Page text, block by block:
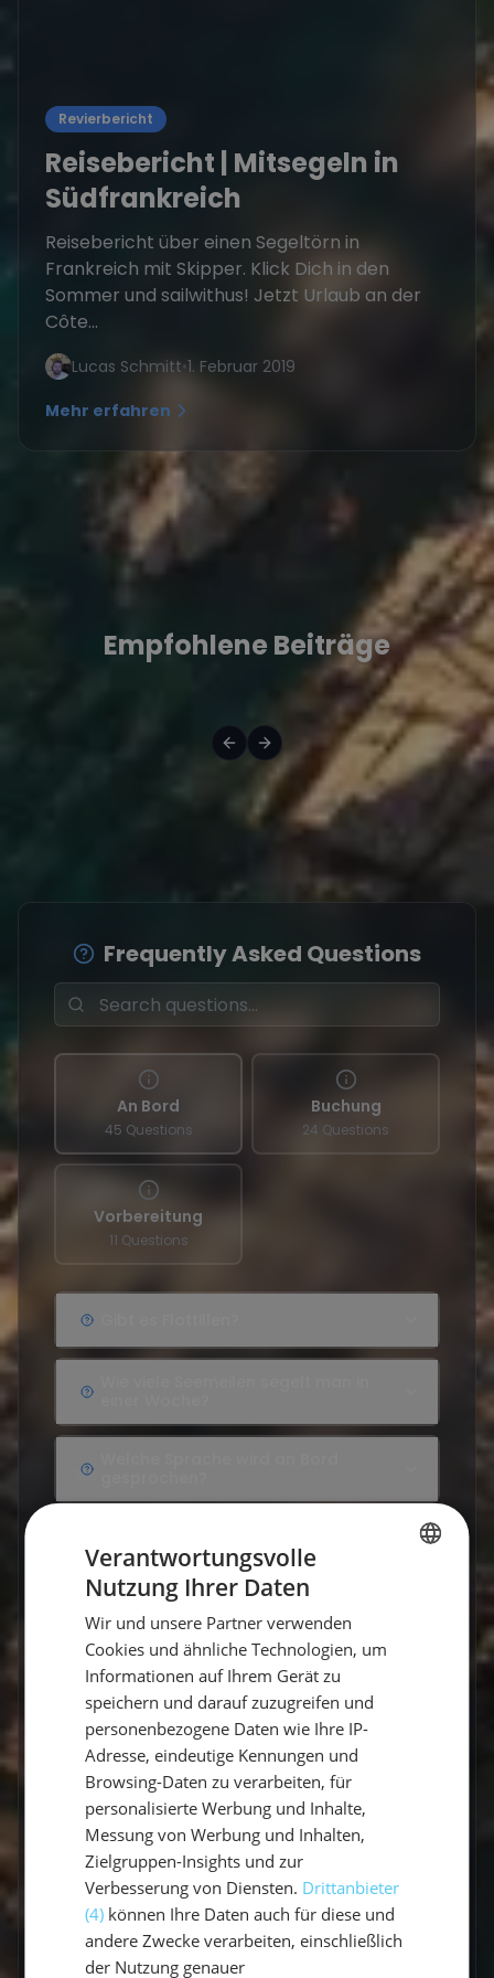
Revierbericht
Reisebericht | Mitsegeln in
Südfrankreich
Reisebericht über einen Segeltörn in
Frankreich mit Skipper. Klick Dich in den
Sommer und sailwithus! Jetzt Urlaub an der
Côte...
Lucas Schmitt•1. Februar 2019
Mehr erfahren
Empfohlene Beiträge
Frequently Asked Questions
An Bord
45 Questions
Buchung
24 Questions
Vorbereitung
11 Questions
Skipperin?
Welcher Service wird inklusive
angeboten?
Wo übernachtet eigentlich der
Skipper?
Ist die Yacht mit ausreichendem
Sicherheitsequipment ausgestattet?
Verfügt der Skipper über
ausreichende Qualifikationen?
Wird den Reisenden am Ende eine
Seemeilenbestätigung ausgegeben?
Verantwortungsvolle
Nutzung Ihrer Daten
Wir und unsere Partner verwenden
Cookies und ähnliche Technologien, um
Informationen auf Ihrem Gerät zu
speichern und darauf zuzugreifen und
personenbezogene Daten wie Ihre IP-
Adresse, eindeutige Kennungen und
Browsing-Daten zu verarbeiten, für
personalisierte Werbung und Inhalte,
Messung von Werbung und Inhalten,
Zielgruppen-Insights und zur
Verbesserung von Diensten. Drittanbieter
(4) können Ihre Daten auch für diese und
andere Zwecke verarbeiten, einschließlich
der Nutzung genauer